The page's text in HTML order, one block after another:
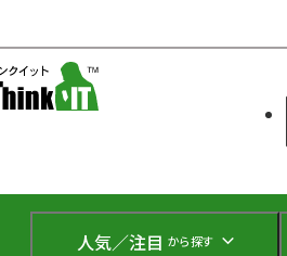
人気／注目 から探す